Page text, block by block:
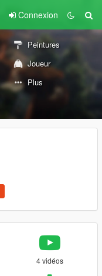
Connexion
Peintures
Joueur
Plus
4 vidéos